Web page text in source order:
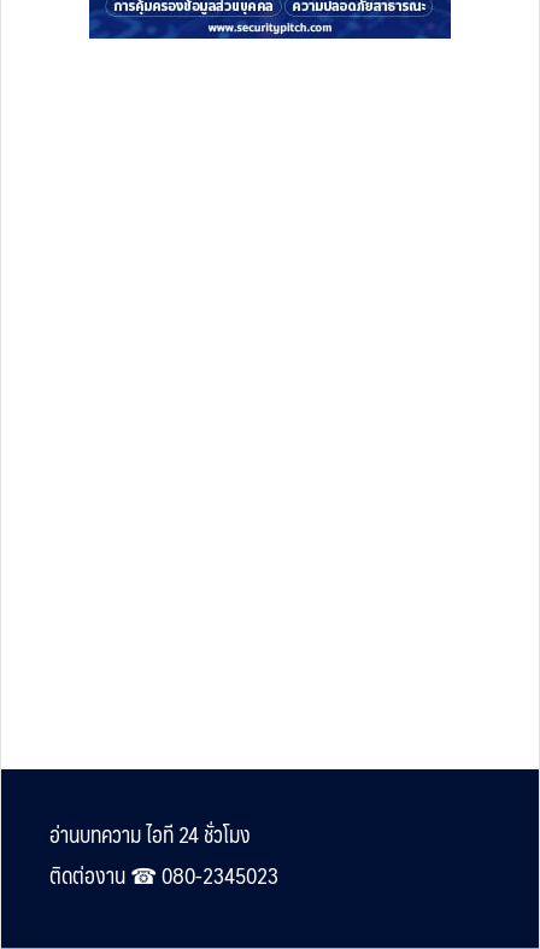
Footer
อ่านบทความ ไอที 24 ชั่วโมง
ติดต่องาน ☎︎ 080-2345023